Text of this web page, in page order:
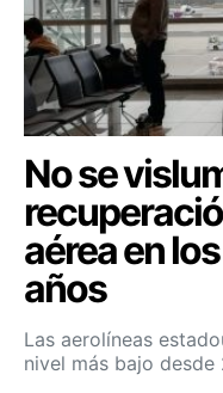
No se
aérea en
años
Las aerolíneas
nivel más bajo desde